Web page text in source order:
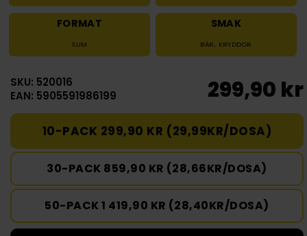
FORMAT
SLIM
SMAK
BÄR, KRYDDOR
SKU: 520016
EAN: 5905591986199
299,90 kr
10-PACK 299,90 KR (29,99KR/DOSA)
30-PACK 859,90 KR (28,66KR/DOSA)
50-PACK 1 419,90 KR (28,40KR/DOSA)